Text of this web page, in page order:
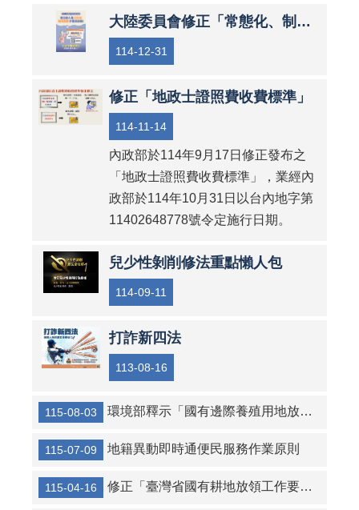
大陸委員會修正「常態化、制度化查核人員範圍表」
114-12-31
修正「地政士證照費收費標準」
114-11-14
內政部於114年9月17日修正發布之
「地政士證照費收費標準」，業經內
政部於114年10月31日以台內地字第
11402648778號令定施行日期。
兒少性剝削修法重點懶人包
114-09-11
打詐新四法
113-08-16
115-08-03 環境部釋示「國有邊際養殖用地放領實施辦法」第3條第4款影響環境保護之認定原則
115-07-09 地籍異動即時通便民服務作業原則
115-04-16 修正「臺灣省國有耕地放領工作要點」，名稱並修正為「國有耕地放領工作要點」